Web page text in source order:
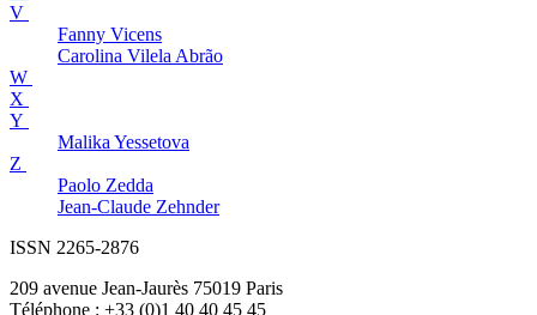
V
Fanny Vicens
Carolina Vilela Abrão
W
X
Y
Malika Yessetova
Z
Paolo Zedda
Jean-Claude Zehnder
ISSN 2265-2876
209 avenue Jean-Jaurès 75019 Paris
Téléphone : +33 (0)1 40 40 45 45